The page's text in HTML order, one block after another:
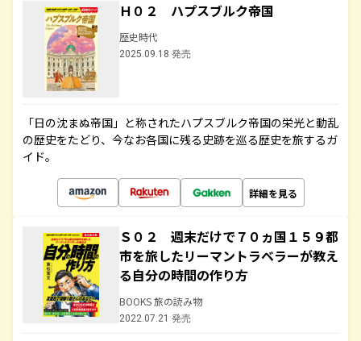
Ｈ０２ ハプスブルク帝国
歴史時代
2025.09.18 発売
「日の沈まぬ帝国」と称されたハプスブルク帝国の栄光と動乱
の歴史をたどり、今なお各国に残る史跡を巡る歴史を旅するガ
イド。
詳細を見る
Ｓ０２ 週末だけで７０ヵ国１５９都
市を旅したリーマントラベラーが教え
る自分の時間の作り方
BOOKS 旅の読み物
2022.07.21 発売